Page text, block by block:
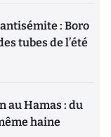
: Boro
tubes de l’été
au Hamas : du
haine